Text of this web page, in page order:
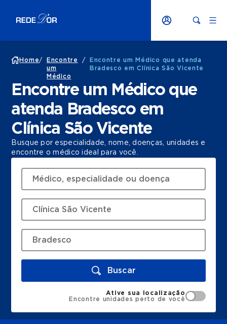
Home/
Encontre
um
Médico
/
Encontre um Médico que atenda
Bradesco em Clínica São Vicente
Encontre um Médico que
atenda Bradesco em
Clínica São Vicente
Busque por especialidade, nome, doenças, unidades e
encontre o médico ideal para você.
Buscar
Ative sua localização
Encontre unidades perto de você